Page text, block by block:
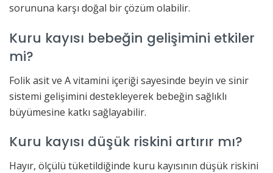
sorununa karşı doğal bir çözüm olabilir.
Kuru kayısı bebeğin gelişimini etkiler
mi?
Folik asit ve A vitamini içeriği sayesinde beyin ve sinir
sistemi gelişimini destekleyerek bebeğin sağlıklı
büyümesine katkı sağlayabilir.
Kuru kayısı düşük riskini artırır mı?
Hayır, ölçülü tüketildiğinde kuru kayısının düşük riskini